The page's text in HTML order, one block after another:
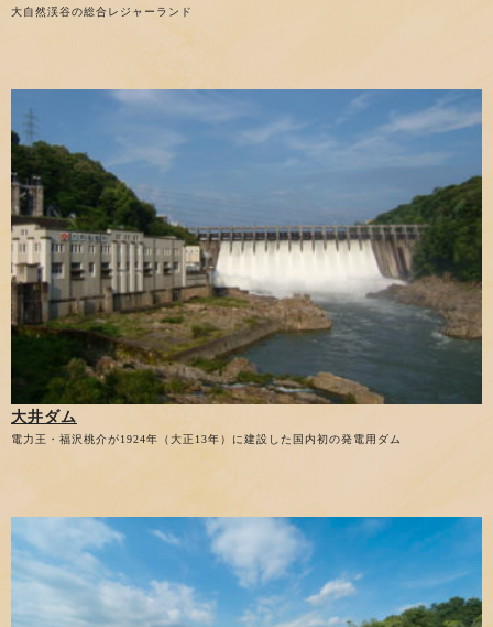
大自然渓谷の総合レジャーランド
大井ダム
電力王・福沢桃介が1924年（大正13年）に建設した国内初の発電用ダム